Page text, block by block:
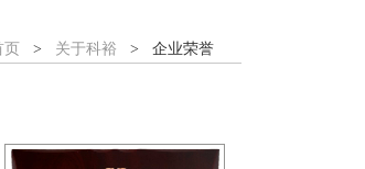
页 > 关于科裕 > 企业荣誉